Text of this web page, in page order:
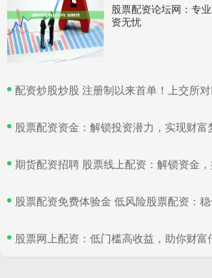
股票配资论坛网：专
资无忧
配资炒股炒股 注册制以来首单！上交所对IPO发行人开
股票配资资金：解锁投资潜力，实现财富
期货配资招聘 股票线上配资：解锁资金
股票配资免费体验金 低风险股票配资：
股票网上配资：低门槛高收益，助你财富